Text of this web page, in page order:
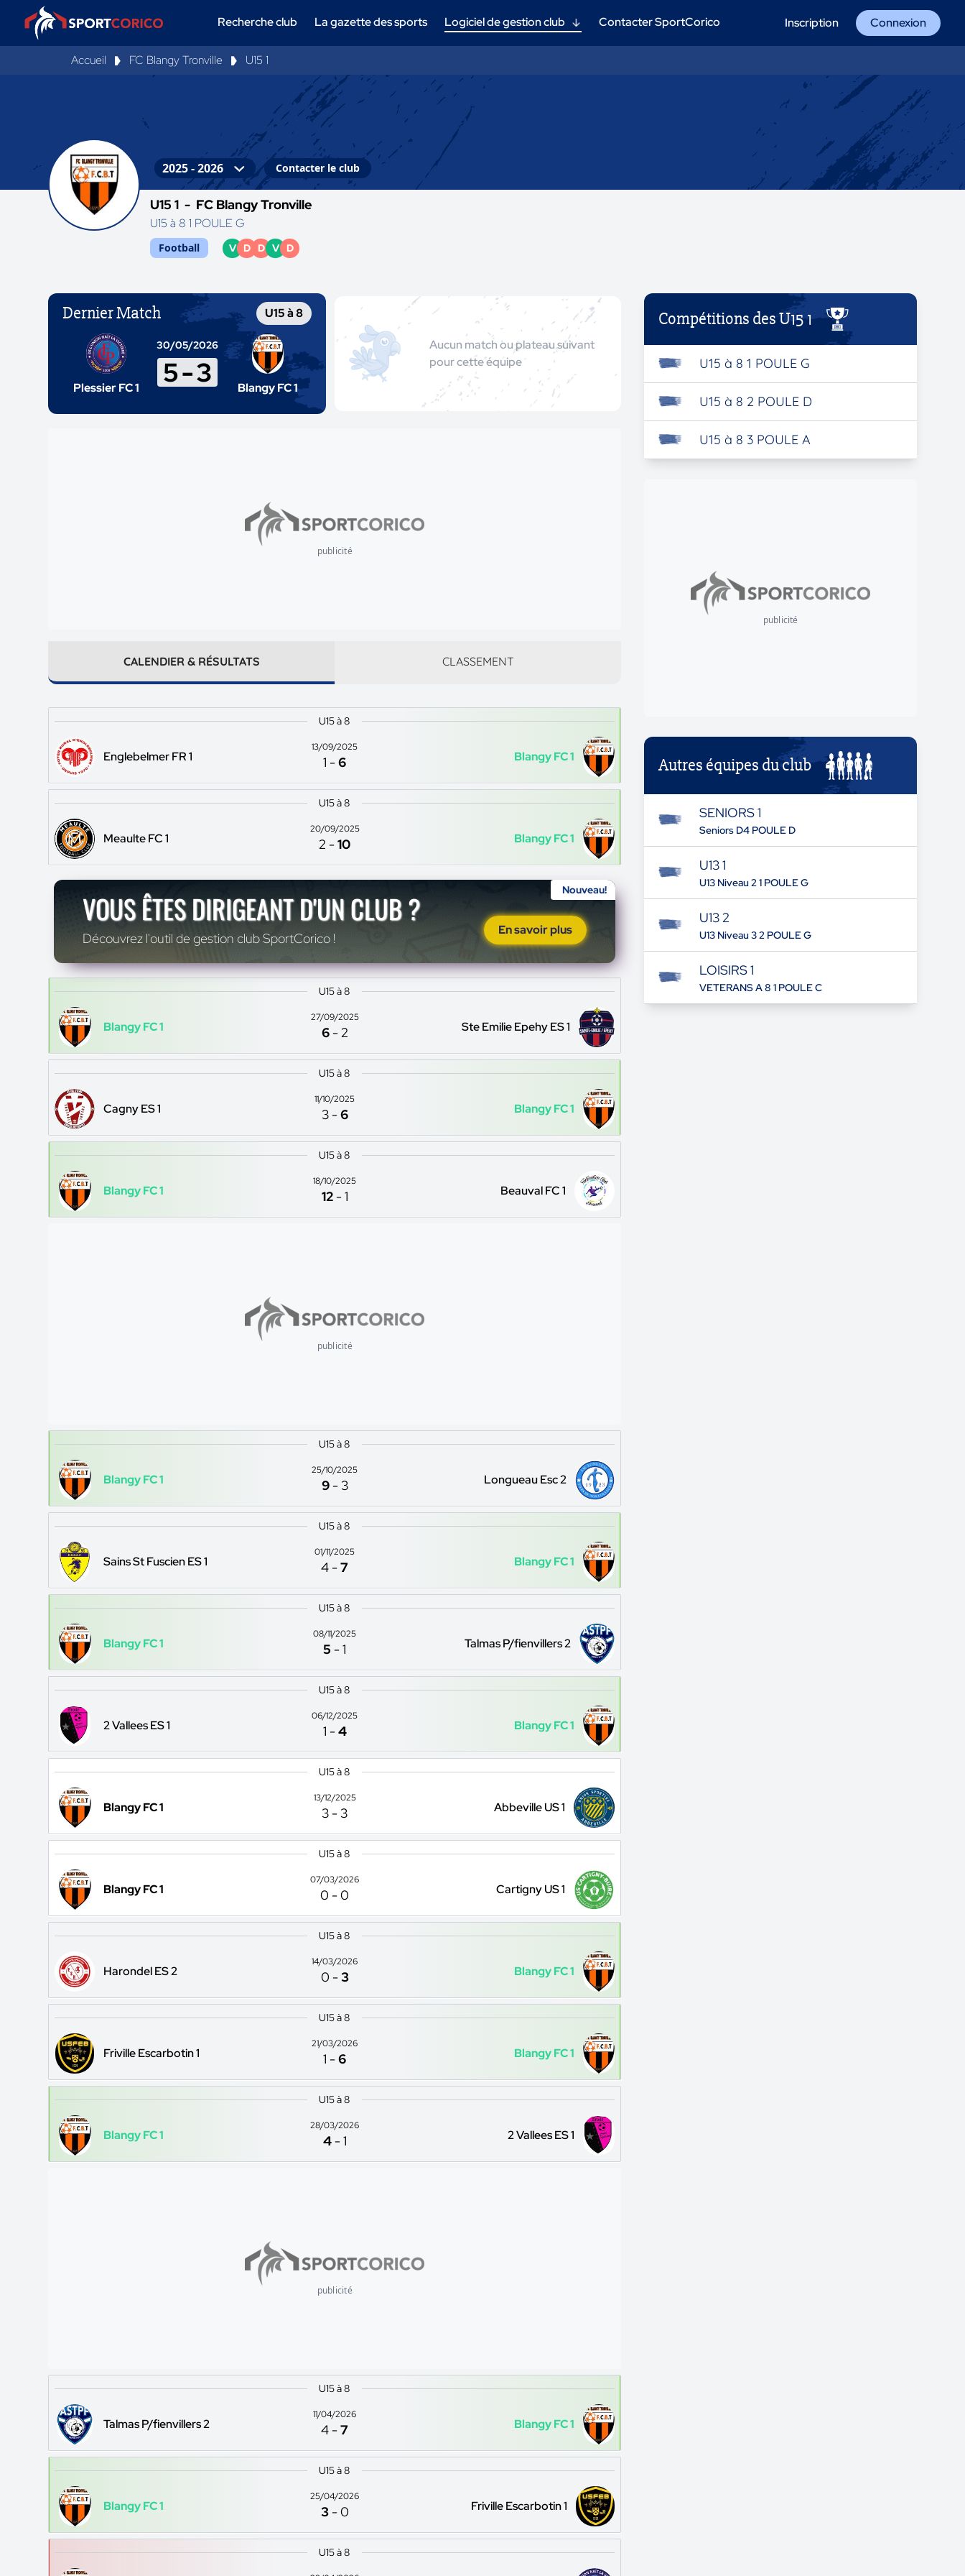
Recherche club La gazette des sports Logiciel de gestion club Contacter SportCorico Inscription Connexion
Accueil FC Blangy Tronville U15 1
Contacter le club
U15 1 - FC Blangy Tronville
U15 à 8 1 POULE G
Football V D D V D
Dernier Match U15 à 8
Plessier FC 1
30/05/2026
5-3 Blangy FC 1
Aucun match ou plateau suivant
pour cette équipe
publicité
CALENDIER & RÉSULTATS CLASSEMENT
U15 à 8
Englebelmer FR 1
13/09/2025
1 -6 Blangy FC 1
U15 à 8
Meaulte FC 1
20/09/2025
2 -10 Blangy FC 1
Nouveau!
VOUS ÊTES DIRIGEANT D'UN CLUB ?
Découvrez l'outil de gestion club SportCorico !
En savoir plus
U15 à 8
Blangy FC 1
27/09/2025
6 -2 Ste Emilie Epehy ES 1
U15 à 8
Cagny ES 1
11/10/2025
3 -6 Blangy FC 1
U15 à 8
Blangy FC 1
18/10/2025
12 -1 Beauval FC 1
publicité
U15 à 8
Blangy FC 1
25/10/2025
9 - 3 Longueau Esc 2
U15 à 8
Sains St Fuscien ES 1
01/11/2025
4 -7 Blangy FC 1
U15 à 8
Blangy FC 1
08/11/2025
5 -1 Talmas P/fienvillers 2
U15 à 8
2 Vallees ES 1
06/12/2025
1 -4 Blangy FC 1
U15 à 8
Blangy FC 1
13/12/2025
3 - 3 Abbeville US 1
U15 à 8
Blangy FC 1
07/03/2026
0 -0 Cartigny US 1
U15 à 8
Harondel ES 2
14/03/2026
0 -3 Blangy FC 1
U15 à 8
Friville Escarbotin 1
21/03/2026
1 -6 Blangy FC 1
U15 à 8
Blangy FC 1
28/03/2026
4 -1 2 Vallees ES 1
publicité
U15 à 8
Talmas P/fienvillers 2
11/04/2026
4 -7 Blangy FC 1
U15 à 8
Blangy FC 1
25/04/2026
3 -0 Friville Escarbotin 1
U15 à 8
Compétitions des U15 1
U15 à 8 1 POULE G
U15 à 8 2 POULE D
U15 à 8 3 POULE A
publicité
Autres équipes du club
SENIORS 1
Seniors D4 POULE D
U13 1
U13 Niveau 2 1 POULE G
U13 2
U13 Niveau 3 2 POULE G
LOISIRS 1
VETERANS A 8 1 POULE C